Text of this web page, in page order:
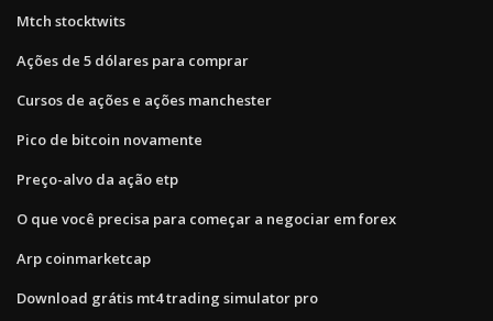
Mtch stocktwits
Ações de 5 dólares para comprar
Cursos de ações e ações manchester
Pico de bitcoin novamente
Preço-alvo da ação etp
O que você precisa para começar a negociar em forex
Arp coinmarketcap
Download grátis mt4 trading simulator pro